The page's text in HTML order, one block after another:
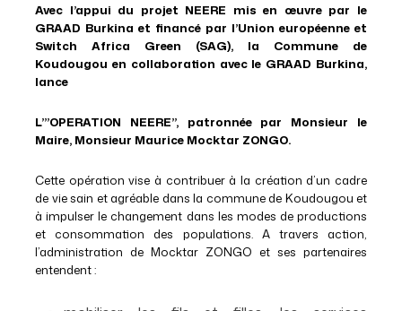
Avec l’appui du projet NEERE mis en œuvre par le
GRAAD Burkina et financé par l’Union européenne et
Switch Africa Green (SAG), la Commune de
Koudougou en collaboration avec le GRAAD Burkina,
lance
L’”OPERATION NEERE”, patronnée par Monsieur le
Maire, Monsieur Maurice Mocktar ZONGO.
Cette opération vise à contribuer à la création d’un cadre
de vie sain et agréable dans la commune de Koudougou et
à impulser le changement dans les modes de productions
et consommation des populations. A travers action,
l’administration de Mocktar ZONGO et ses partenaires
entendent :